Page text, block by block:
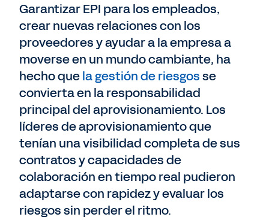
Garantizar EPI para los empleados,
crear nuevas relaciones con los
proveedores y ayudar a la empresa a
moverse en un mundo cambiante, ha
hecho quela gestión de riesgosse
convierta en la responsabilidad
principal del aprovisionamiento. Los
líderes de aprovisionamiento que
tenían una visibilidad completa de sus
contratos y capacidades de
colaboración en tiempo real pudieron
adaptarse con rapidez y evaluar los
riesgos sin perder el ritmo.